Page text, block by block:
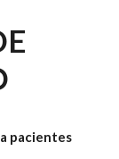
pacientes